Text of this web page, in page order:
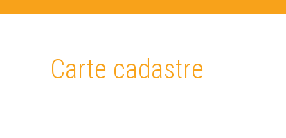
Carte cadastre